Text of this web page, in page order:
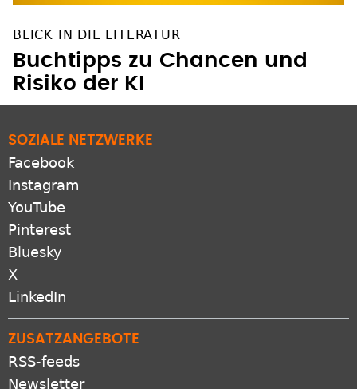
BLICK IN DIE LITERATUR
Buchtipps zu Chancen und
Risiko der KI
SOZIALE NETZWERKE
Facebook
Instagram
YouTube
Pinterest
Bluesky
X
LinkedIn
ZUSATZANGEBOTE
RSS-feeds
Newsletter